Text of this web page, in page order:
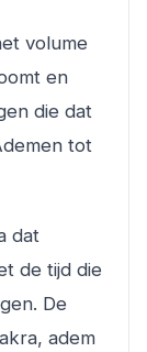
volume
en
die dat
tot
dat
de tijd die
De
adem